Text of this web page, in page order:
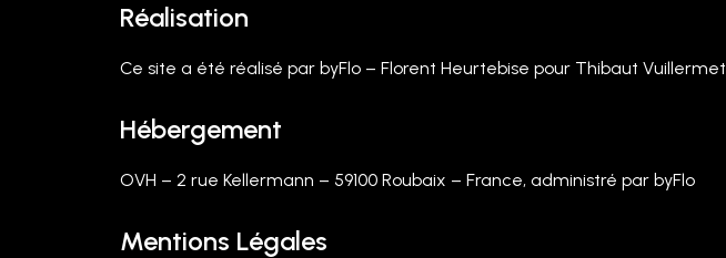
Réalisation
Ce site a été réalisé par byFlo – Florent Heurtebise pour Thibaut Vuillermet
Hébergement
OVH – 2 rue Kellermann – 59100 Roubaix – France, administré par byFlo
Mentions Légales